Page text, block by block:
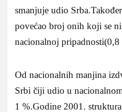
smanjuje udio
povećao broj onih koji se
nacionalnoj pripadnosti(0,8
Od nacionalnih manjina
Srbi čiji udio u
1 %.Godine 2001.